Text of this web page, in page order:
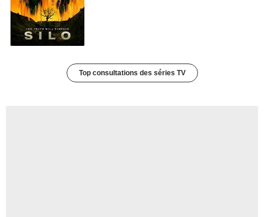
Top consultations des séries TV